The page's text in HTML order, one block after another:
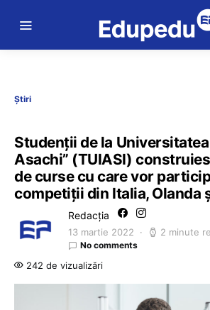
Știri
Studenţii de la Universitatea
Asachi” (TUIASI)
de curse cu care vor
competiţii din Italia, Olanda
Redacția
13 martie 2022 2 minute
No comments
242 de vizualizări